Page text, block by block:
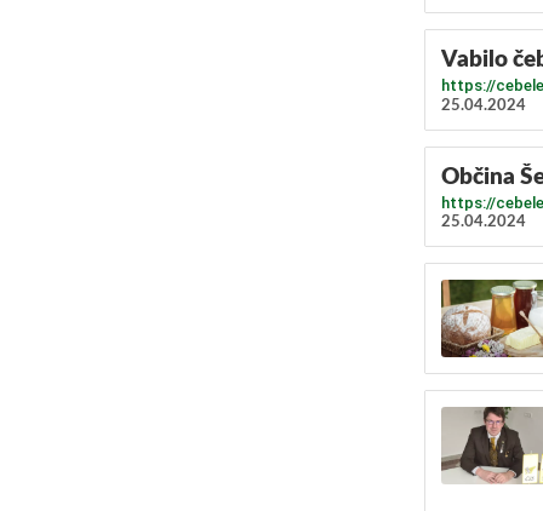
Vabilo
https://
25.04.2024
Občina
https://
25.04.2024